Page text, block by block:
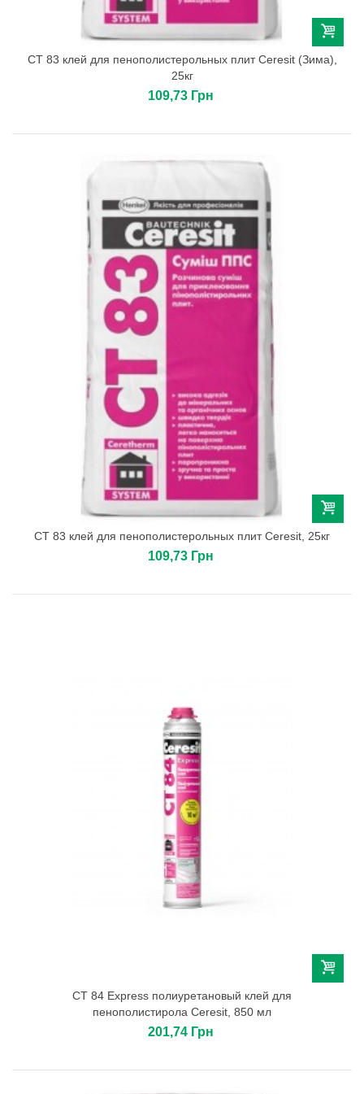
СТ 83 клей для пенополистерольных плит Ceresit (Зима),
25кг
109,73 Грн
СТ 83 клей для пенополистерольных плит Ceresit, 25кг
109,73 Грн
СТ 84 Express полиуретановый клей для
пенополистирола Ceresit, 850 мл
201,74 Грн